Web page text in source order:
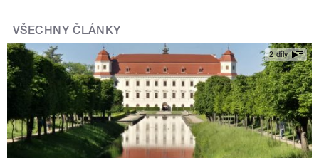
VŠECHNY ČLÁNKY
2 díly